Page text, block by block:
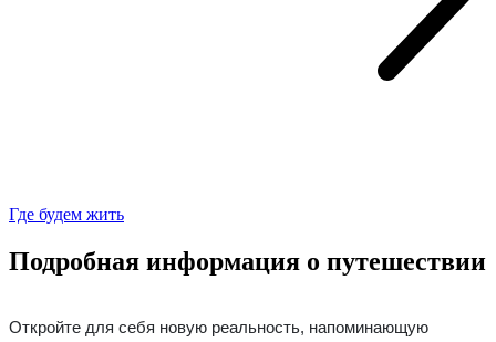
Где будем жить
Подробная информация о путешествии
Откройте для себя новую реальность, напоминающую